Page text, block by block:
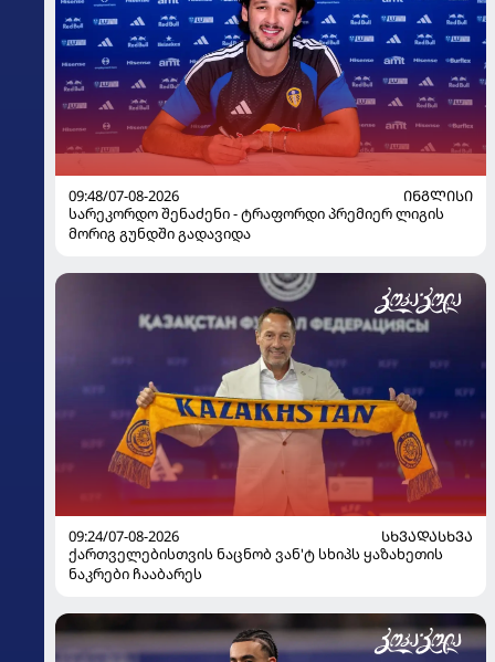
09:48/07-08-2026
ᲘᲜᲒᲚᲘᲡᲘ
სარეკორდო შენაძენი - ტრაფორდი პრემიერ ლიგის
მორიგ გუნდში გადავიდა
09:24/07-08-2026
ᲡᲮᲕᲐᲓᲐᲡᲮᲕᲐ
ქართველებისთვის ნაცნობ ვან'ტ სხიპს ყაზახეთის
ნაკრები ჩააბარეს